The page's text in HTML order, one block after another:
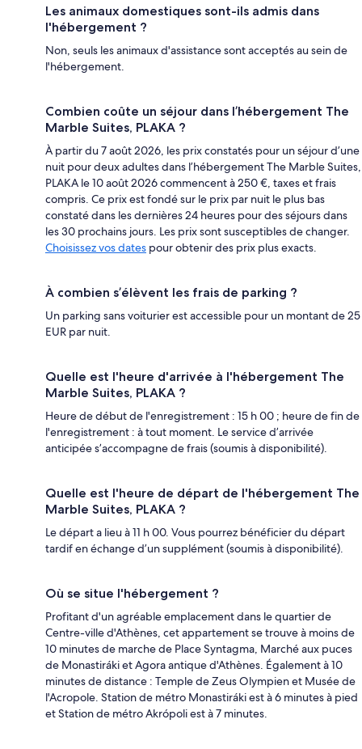
Les animaux domestiques sont-ils admis dans
l'hébergement ?
Non, seuls les animaux d'assistance sont acceptés au sein de
l'hébergement.
Combien coûte un séjour dans l’hébergement The
Marble Suites, PLAKA ?
À partir du 7 août 2026, les prix constatés pour un séjour d’une
nuit pour deux adultes dans l’hébergement The Marble Suites,
PLAKA le 10 août 2026 commencent à 250 €, taxes et frais
compris. Ce prix est fondé sur le prix par nuit le plus bas
constaté dans les dernières 24 heures pour des séjours dans
les 30 prochains jours. Les prix sont susceptibles de changer.
Choisissez vos dates pour obtenir des prix plus exacts.
À combien s’élèvent les frais de parking ?
Un parking sans voiturier est accessible pour un montant de 25
EUR par nuit.
Quelle est l'heure d'arrivée à l'hébergement The
Marble Suites, PLAKA ?
Heure de début de l'enregistrement : 15 h 00 ; heure de fin de
l'enregistrement : à tout moment. Le service d’arrivée
anticipée s’accompagne de frais (soumis à disponibilité).
Quelle est l'heure de départ de l'hébergement The
Marble Suites, PLAKA ?
Le départ a lieu à 11 h 00. Vous pourrez bénéficier du départ
tardif en échange d’un supplément (soumis à disponibilité).
Où se situe l'hébergement ?
Profitant d'un agréable emplacement dans le quartier de
Centre-ville d'Athènes, cet appartement se trouve à moins de
10 minutes de marche de Place Syntagma, Marché aux puces
de Monastiráki et Agora antique d'Athènes. Également à 10
minutes de distance : Temple de Zeus Olympien et Musée de
l'Acropole. Station de métro Monastiráki est à 6 minutes à pied
et Station de métro Akrópoli est à 7 minutes.